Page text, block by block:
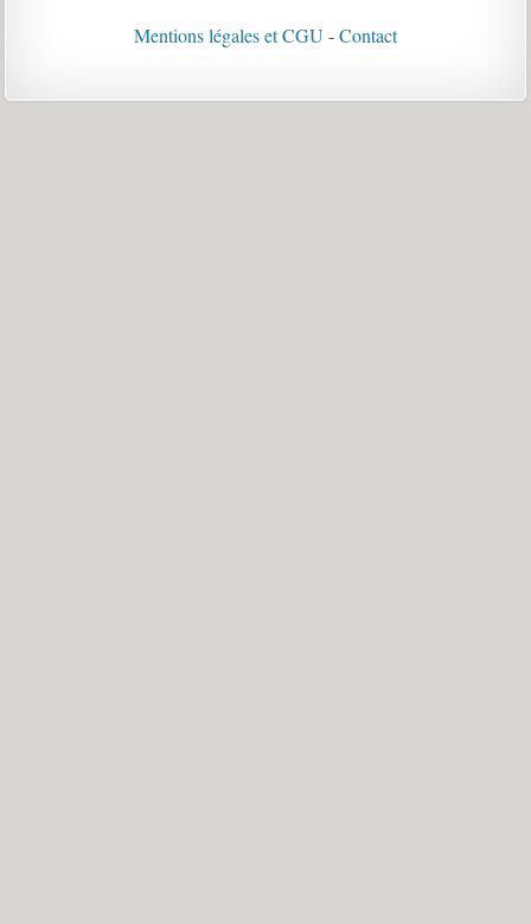
Mentions légales et CGU -Contact